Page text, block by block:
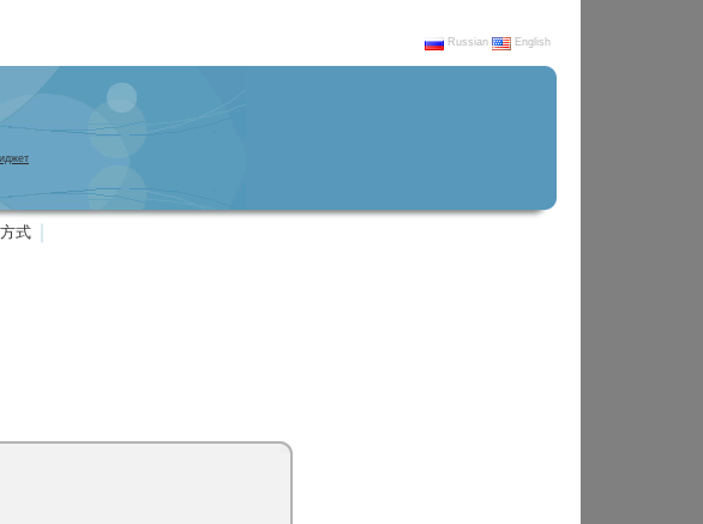
Russian English
式